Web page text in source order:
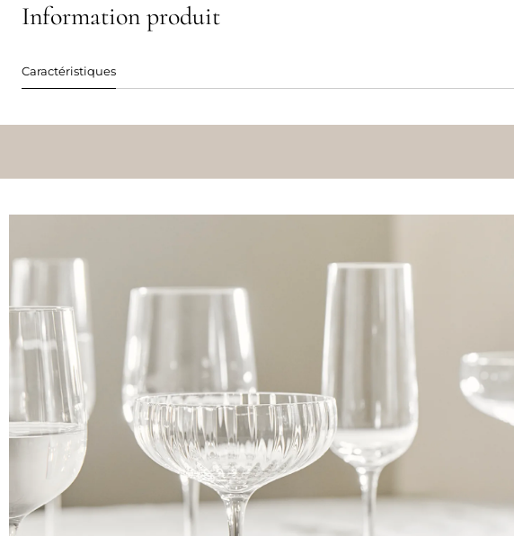
Information produit
Caractéristiques